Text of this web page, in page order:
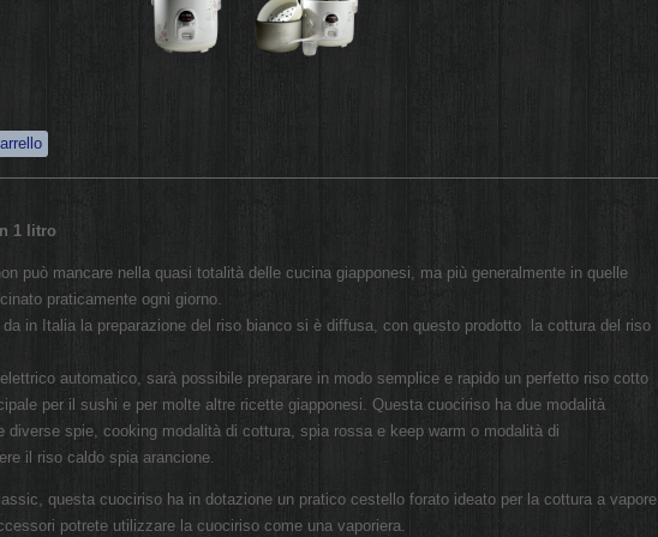
1 litro
può mancare nella quasi totalità delle cucina giapponesi, ma più generalmente in quelle
praticamente ogni giorno.
in Italia la preparazione del riso bianco si è diffusa, con questo prodotto la cottura del riso
automatico, sarà possibile preparare in modo semplice e rapido un perfetto riso cotto
per il sushi e per molte altre ricette giapponesi. Questa cuociriso ha due modalità
diverse spie, cooking modalità di cottura, spia rossa e keep warm o modalità di
il riso caldo spia arancione.
questa cuociriso ha in dotazione un pratico cestello forato ideato per la cottura a vapore
potrete utilizzare la cuociriso come una vaporiera.